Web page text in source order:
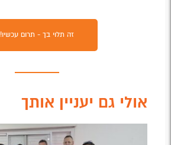
זה תלוי בך - תרום עכשיו!
אולי גם יעניין אותך